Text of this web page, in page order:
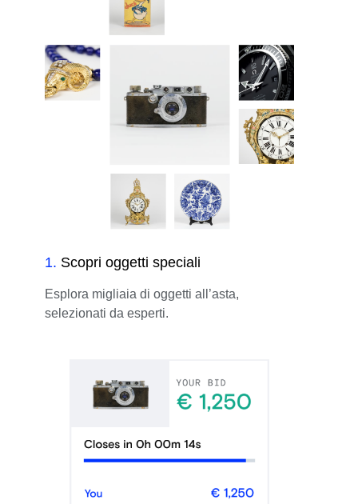
1. Scopri oggetti speciali
Esplora migliaia di oggetti all’asta,
selezionati da esperti.